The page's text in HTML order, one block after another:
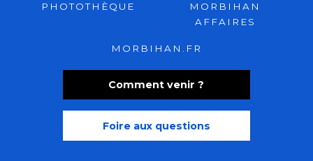
Comment venir ?
Foire aux questions
PHOTOTHÈQUE
MORBIHAN
AFFAIRES
MORBIHAN.FR